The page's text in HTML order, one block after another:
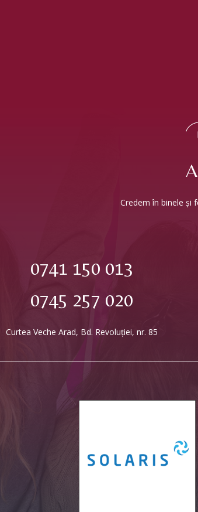
Credem în binele și
0741 150 013
0745 257 020
Curtea Veche Arad, Bd. Revoluției, nr. 85